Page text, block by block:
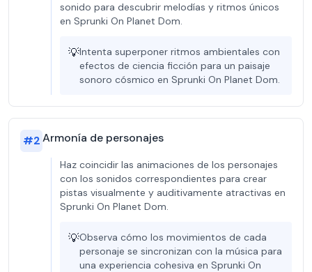
sonido para descubrir melodías y ritmos únicos
en Sprunki On Planet Dom.
💡Intenta superponer ritmos ambientales con
efectos de ciencia ficción para un paisaje
sonoro cósmico en Sprunki On Planet Dom.
#2Armonía de personajes
Haz coincidir las animaciones de los personajes
con los sonidos correspondientes para crear
pistas visualmente y auditivamente atractivas en
Sprunki On Planet Dom.
💡Observa cómo los movimientos de cada
personaje se sincronizan con la música para
una experiencia cohesiva en Sprunki On